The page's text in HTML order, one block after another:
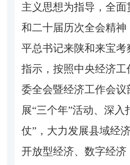
主义思想为指导，全
和二十届历次全会精神
平总书记来陕和来宝
指示，按照中央经济
委全会暨经济工作会议
展“三个年”活动、深入
仗”，大力发展县域经
开放型经济、数字经济